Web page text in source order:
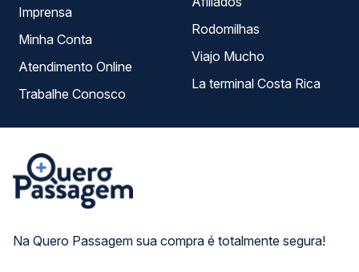
Na Quero Passagem sua compra é totalmente segura!
Imprensa
Minha Conta
Atendimento Online
Trabalhe Conosco
Rodomilhas
Viajo Mucho
La terminal Costa Rica